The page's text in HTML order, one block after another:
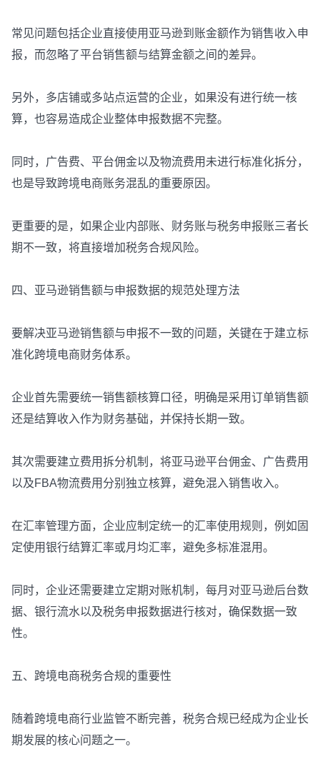
常见问题包括企业直接使用亚马逊到账金额作为销售收入申
报，而忽略了平台销售额与结算金额之间的差异。
另外，多店铺或多站点运营的企业，如果没有进行统一核
算，也容易造成企业整体申报数据不完整。
同时，广告费、平台佣金以及物流费用未进行标准化拆分，
也是导致跨境电商账务混乱的重要原因。
更重要的是，如果企业内部账、财务账与税务申报账三者长
期不一致，将直接增加税务合规风险。
四、亚马逊销售额与申报数据的规范处理方法
要解决亚马逊销售额与申报不一致的问题，关键在于建立标
准化跨境电商财务体系。
企业首先需要统一销售额核算口径，明确是采用订单销售额
还是结算收入作为财务基础，并保持长期一致。
其次需要建立费用拆分机制，将亚马逊平台佣金、广告费用
以及FBA物流费用分别独立核算，避免混入销售收入。
在汇率管理方面，企业应制定统一的汇率使用规则，例如固
定使用银行结算汇率或月均汇率，避免多标准混用。
同时，企业还需要建立定期对账机制，每月对亚马逊后台数
据、银行流水以及税务申报数据进行核对，确保数据一致
性。
五、跨境电商税务合规的重要性
随着跨境电商行业监管不断完善，税务合规已经成为企业长
期发展的核心问题之一。